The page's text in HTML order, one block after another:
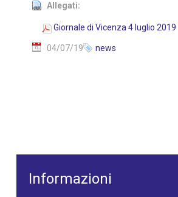
Allegati:
Giornale di Vicenza 4 luglio 2019
04/07/19 news
Informazioni